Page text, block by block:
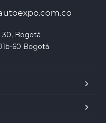
-30, Bogotá
60 Bogotá